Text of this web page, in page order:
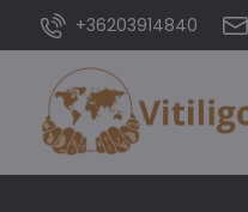
+36203914840